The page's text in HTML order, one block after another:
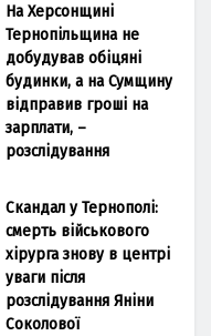
На Херсонщині
Тернопільщина не
добудував обіцяні
будинки, а на Сумщину
відправив гроші на
зарплати, –
розслідування
Скандал у Тернополі:
смерть військового
хірурга знову в центрі
уваги після
розслідування Яніни
Соколової